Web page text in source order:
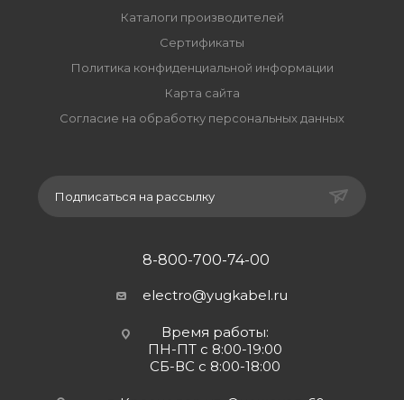
Каталоги производителей
Сертификаты
Политика конфиденциальной информации
Карта сайта
Согласие на обработку персональных данных
Подписаться на рассылку
8-800-700-74-00
electro@yugkabel.ru
Время работы:
ПН-ПТ с 8:00-19:00
СБ-ВС с 8:00-18:00